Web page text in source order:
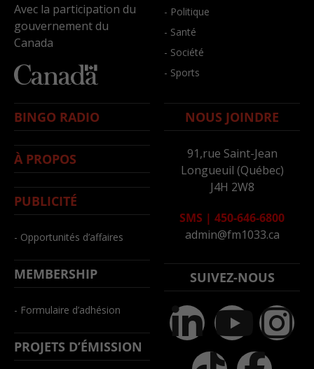
Avec la participation du
gouvernement du
Canada
- Politique
- Santé
- Société
- Sports
BINGO RADIO
À PROPOS
PUBLICITÉ
- Opportunités d’affaires
MEMBERSHIP
- Formulaire d’adhésion
PROJETS D’ÉMISSION
NOUS JOINDRE
91,rue Saint-Jean
Longueuil (Québec)
J4H 2W8
SMS | 450-646-6800
admin@fm1033.ca
SUIVEZ-NOUS